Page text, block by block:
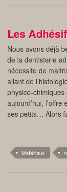
Les
Nous avons déjà
de la dentisterie
nécessite de
allant de
physico-
aujourd’hui,
ses petits… Alors
Matériaux